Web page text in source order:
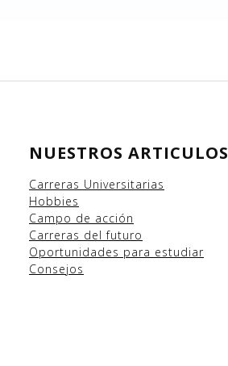
NUESTROS ARTICULOS
Carreras Universitarias
Hobbies
Campo de acción
Carreras del futuro
Oportunidades para estudiar
Consejos